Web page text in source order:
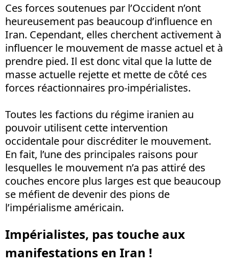
Ces forces soutenues par l’Occident n’ont
heureusement pas beaucoup d’influence en
Iran. Cependant, elles cherchent activement à
influencer le mouvement de masse actuel et à
prendre pied. Il est donc vital que la lutte de
masse actuelle rejette et mette de côté ces
forces réactionnaires pro-impérialistes.
Toutes les factions du régime iranien au
pouvoir utilisent cette intervention
occidentale pour discréditer le mouvement.
En fait, l’une des principales raisons pour
lesquelles le mouvement n’a pas attiré des
couches encore plus larges est que beaucoup
se méfient de devenir des pions de
l’impérialisme américain.
Impérialistes, pas touche aux
manifestations en Iran !